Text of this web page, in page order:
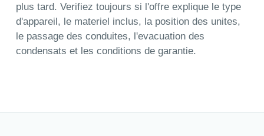
plus tard. Verifiez toujours si l'offre explique le type
d'appareil, le materiel inclus, la position des unites,
le passage des conduites, l'evacuation des
condensats et les conditions de garantie.